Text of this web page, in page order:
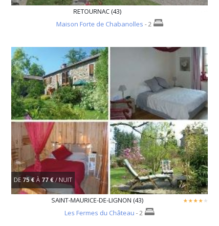
RETOURNAC (43)
Maison Forte de Chabanolles - 2
DE75 €À 77 €/ NUIT
SAINT-MAURICE-DE-LIGNON (43)
Les Fermes du Château - 2